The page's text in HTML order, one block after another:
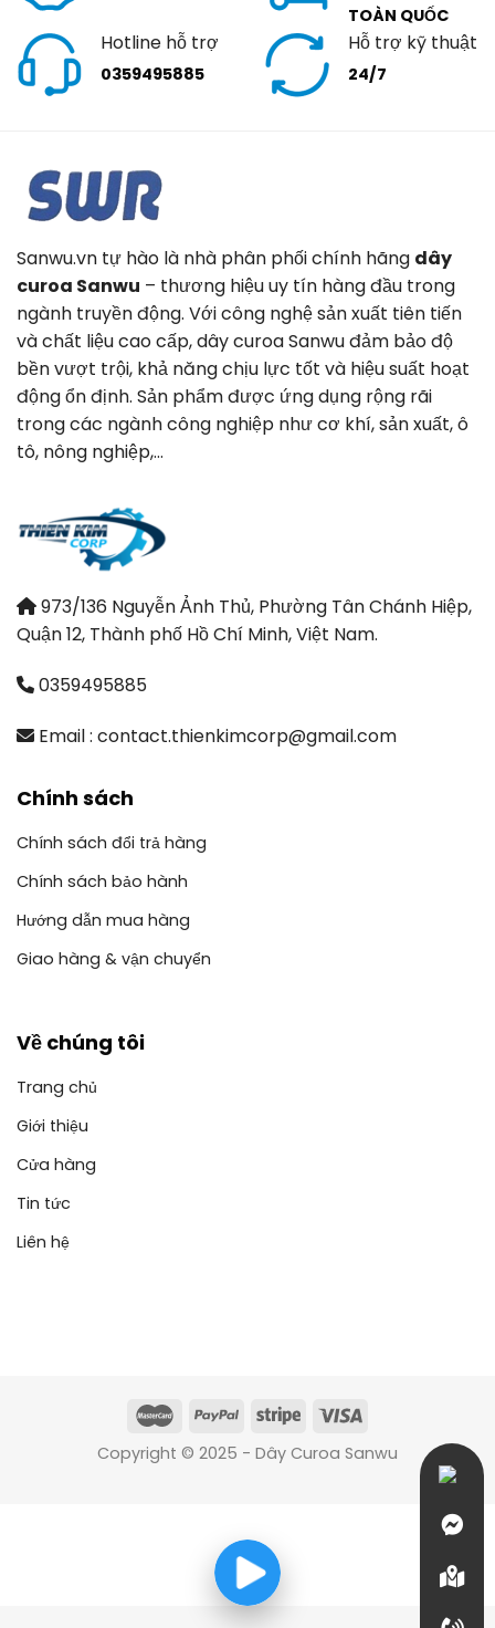
TOÀN QUỐC
Hotline hỗ trợ
0359495885
Hỗ trợ kỹ thuật
24/7
Sanwu.vn tự hào là nhà phân phối chính hãng dây
curoa Sanwu – thương hiệu uy tín hàng đầu trong
ngành truyền động. Với công nghệ sản xuất tiên tiến
và chất liệu cao cấp, dây curoa Sanwu đảm bảo độ
bền vượt trội, khả năng chịu lực tốt và hiệu suất hoạt
động ổn định. Sản phẩm được ứng dụng rộng rãi
trong các ngành công nghiệp như cơ khí, sản xuất, ô
tô, nông nghiệp,…
973/136 Nguyễn Ảnh Thủ, Phường Tân Chánh Hiệp,
Quận 12, Thành phố Hồ Chí Minh, Việt Nam.
0359495885
Email : contact.thienkimcorp@gmail.com
Chính sách
Chính sách đổi trả hàng
Chính sách bảo hành
Hướng dẫn mua hàng
Giao hàng & vận chuyển
Về chúng tôi
Trang chủ
Giới thiệu
Cửa hàng
Tin tức
Liên hệ
Copyright © 2025 - Dây Curoa Sanwu